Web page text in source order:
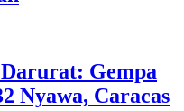
Gempa
Nyawa, Caracas